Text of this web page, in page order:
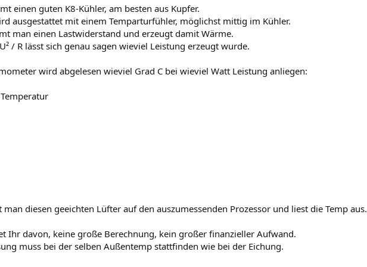
einen guten K8-Kühler, am besten aus Kupfer.
ausgestattet mit einem Temparturfühler, möglichst mittig im Kühler.
man einen Lastwiderstand und erzeugt damit Wärme.
/ R lässt sich genau sagen wieviel Leistung erzeugt wurde.
wird abgelesen wieviel Grad C bei wieviel Watt Leistung anliegen:
man diesen geeichten Lüfter auf den auszumessenden Prozessor und liest die Temp aus.
Ihr davon, keine große Berechnung, kein großer finanzieller Aufwand.
muss bei der selben Außentemp stattfinden wie bei der Eichung.